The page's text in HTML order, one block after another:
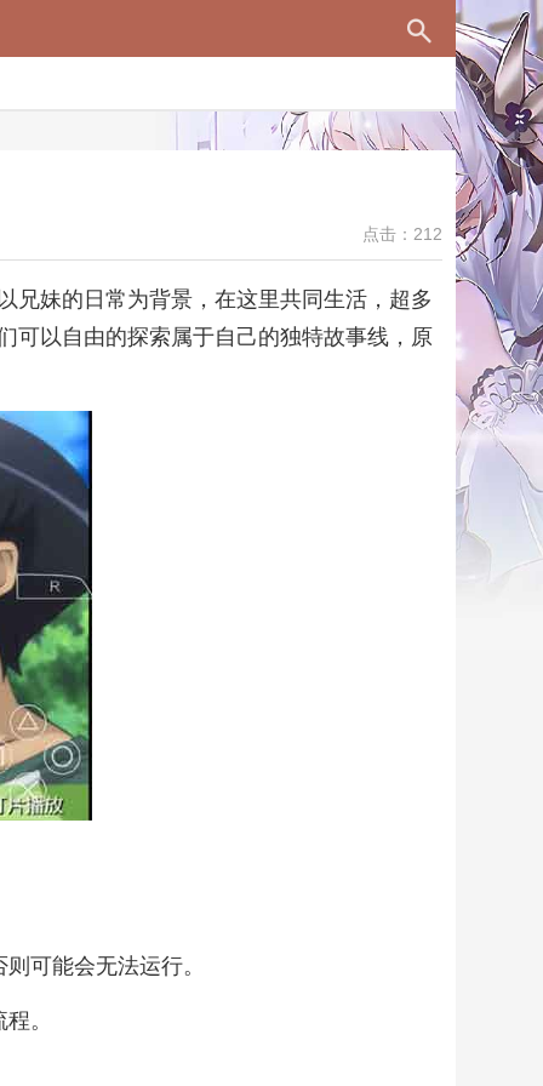
点击：212
兄妹的日常为背景，在这里共同生活，超多
可以自由的探索属于自己的独特故事线，原
可能会无法运行。
。